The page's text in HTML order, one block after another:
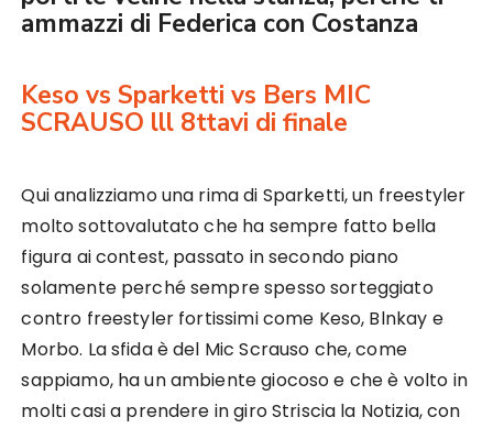
ammazzi di Federica con Costanza
Keso vs Sparketti vs Bers MIC
SCRAUSO lll 8ttavi di finale
Qui analizziamo una rima di Sparketti, un freestyler
molto sottovalutato che ha sempre fatto bella
figura ai contest, passato in secondo piano
solamente perché sempre spesso sorteggiato
contro freestyler fortissimi come Keso, Blnkay e
Morbo. La sfida è del Mic Scrauso che, come
sappiamo, ha un ambiente giocoso e che è volto in
molti casi a prendere in giro Striscia la Notizia, con